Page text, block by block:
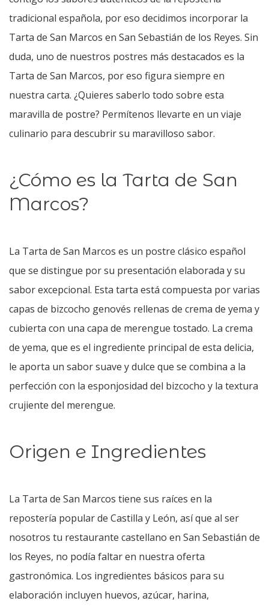
tradicional española, por eso decidimos incorporar la
Tarta de San Marcos en San Sebastián de los Reyes. Sin
duda, uno de nuestros postres más destacados es la
Tarta de San Marcos, por eso figura siempre en
nuestra carta. ¿Quieres saberlo todo sobre esta
maravilla de postre? Permítenos llevarte en un viaje
culinario para descubrir su maravilloso sabor.
¿Cómo es la Tarta de San
Marcos?
La Tarta de San Marcos es un postre clásico español
que se distingue por su presentación elaborada y su
sabor excepcional. Esta tarta está compuesta por varias
capas de bizcocho genovés rellenas de crema de yema y
cubierta con una capa de merengue tostado. La crema
de yema, que es el ingrediente principal de esta delicia,
le aporta un sabor suave y dulce que se combina a la
perfección con la esponjosidad del bizcocho y la textura
crujiente del merengue.
Origen e Ingredientes
La Tarta de San Marcos tiene sus raíces en la
repostería popular de Castilla y León, así que al ser
nosotros tu restaurante castellano en San Sebastián de
los Reyes, no podía faltar en nuestra oferta
gastronómica. Los ingredientes básicos para su
elaboración incluyen huevos, azúcar, harina,